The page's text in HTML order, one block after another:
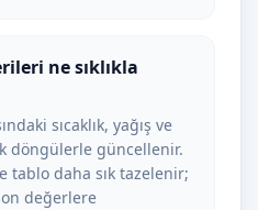
ne sıklıkla
sıcaklık, yağış ve
döngülerle güncellenir.
daha sık tazelenir;
değerlere